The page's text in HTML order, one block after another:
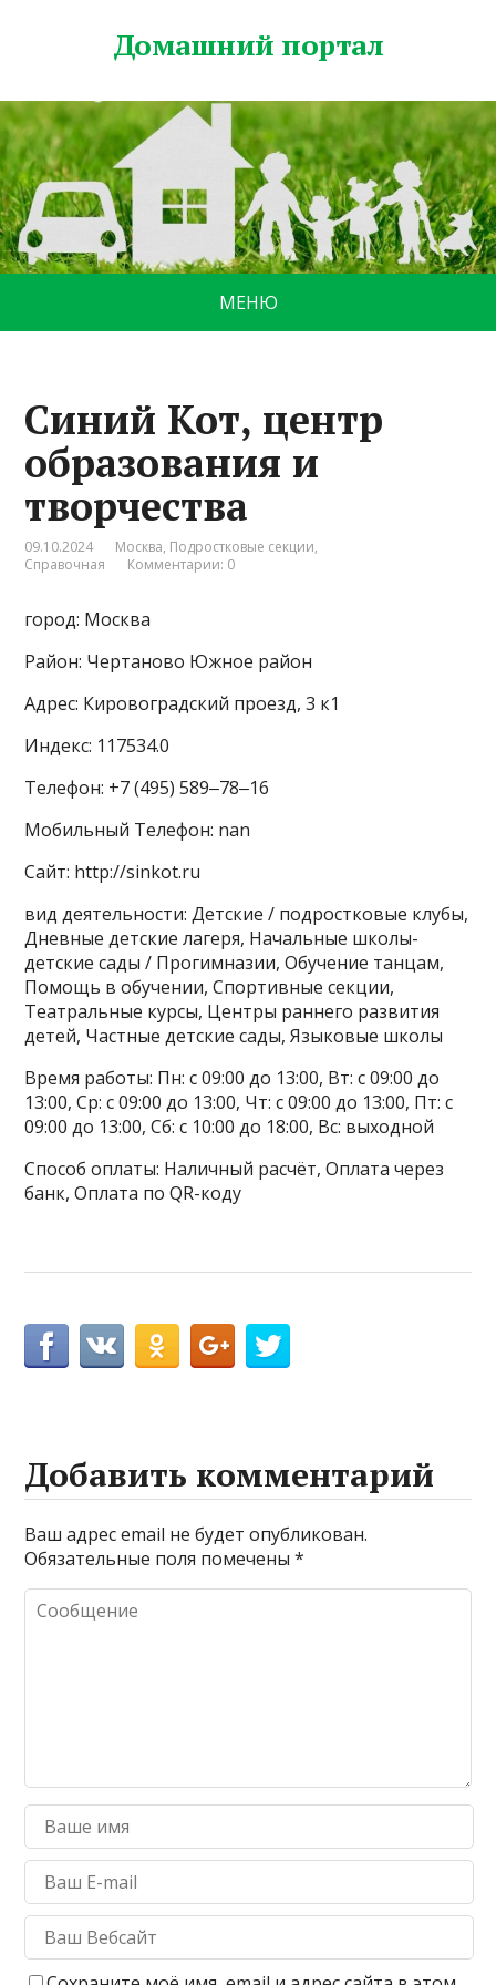
Домашний портал
МЕНЮ
Синий Кот, центр
образования и
творчества
09.10.2024 Москва, Подростковые секции,
Справочная
Комментарии: 0
город: Москва
Район: Чертаново Южное район
Адрес: Кировоградский проезд, 3 к1
Индекс: 117534.0
Телефон: +7 (495) 589‒78‒16
Мобильный Телефон: nan
Сайт: http://sinkot.ru
вид деятельности: Детские / подростковые клубы,
Дневные детские лагеря, Начальные школы-
детские сады / Прогимназии, Обучение танцам,
Помощь в обучении, Спортивные секции,
Театральные курсы, Центры раннего развития
детей, Частные детские сады, Языковые школы
Время работы: Пн: с 09:00 до 13:00, Вт: с 09:00 до
13:00, Ср: с 09:00 до 13:00, Чт: с 09:00 до 13:00, Пт: с
09:00 до 13:00, Сб: с 10:00 до 18:00, Вс: выходной
Способ оплаты: Наличный расчёт, Оплата через
банк, Оплата по QR-коду
Добавить комментарий
Ваш адрес email не будет опубликован.
Обязательные поля помечены*